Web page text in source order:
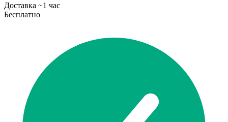
Доставка ~1 час
Бесплатно